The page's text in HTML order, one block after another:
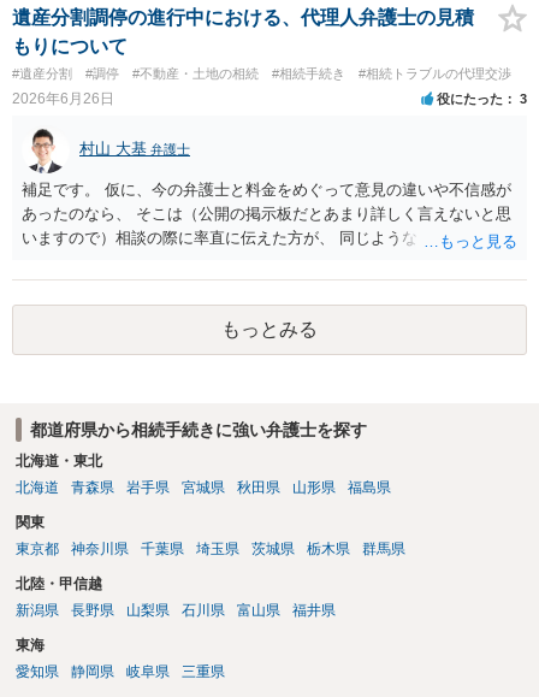
います。 ３．それでも連絡がつかない／返信がない場合 義母が行方不
明状態で、所在が確認できない場合：「不在者財産管理人の選任」を
家庭裁判所に申し立てて、管理人を通じて手続を進める方法が検討さ
れます。 また、住所は分かるが、意図的に連絡を無視されている／協
議に応じない場合は、家庭裁判所に「遺産分割調停」を申し立てて、
裁判所の場で話し合い・調整をする方法が有効とされています。 どの
方法で進めるべきか、という点に関して公開の場でアドバイスするの
にも限界があるかと思いますので、具体的な資料等をご持参の上、弁
護士の相談されることをお勧めします。
請求を検討できますので、そちらを相談したほうがよいと思われま
す。
遺産分割調停の進行中における、代理人弁護士の見積
もりについて
#遺産分割 #調停 #不動産・土地の相続 #相続手続き #相続トラブルの代理交渉
2026年6月26日 役にたった 3
村山 大基 弁護士
補足です。 仮に、今の弁護士と料金をめぐって意見の違いや不信感が
あったのなら、 そこは（公開の掲示板だとあまり詳しく言えないと思
いますので）相談の際に率直に伝えた方が、 同じようなトラブルを避
もっとみる
都道府県から相続手続きに強い弁護士を探す
北海道・東北
北海道
青森県 岩手県 宮城県 秋田県 山形県 福島県
関東
東京都
神奈川県 千葉県 埼玉県 茨城県 栃木県 群馬県
北陸・甲信越
新潟県
長野県 山梨県 石川県 富山県 福井県
東海
愛知県
静岡県 岐阜県 三重県